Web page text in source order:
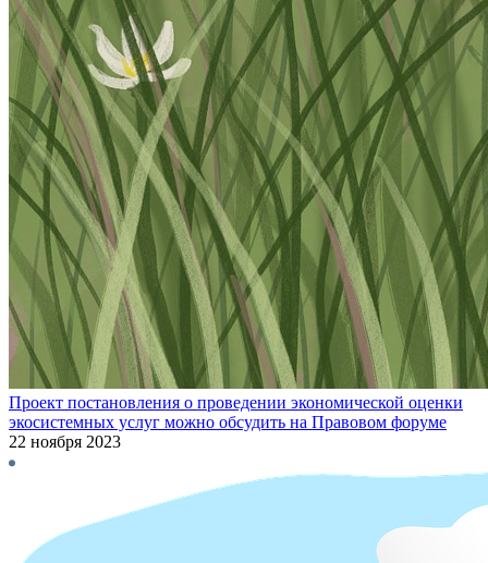
Проект постановления о проведении экономической оценки
экосистемных услуг можно обсудить на Правовом форуме
22 ноября 2023